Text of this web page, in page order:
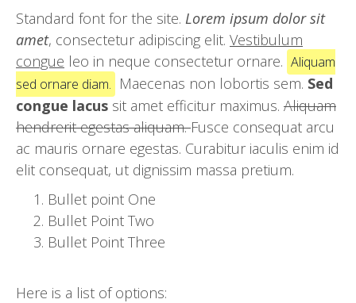
Standard font for the site. Lorem ipsum dolor sit
amet, consectetur adipiscing elit. Vestibulum
congue leo in neque consectetur ornare. Aliquam
sed ornare diam. Maecenas non lobortis sem. Sed
congue lacus sit amet efficitur maximus. Aliquam
hendrerit egestas aliquam.Fusce consequat arcu
ac mauris ornare egestas. Curabitur iaculis enim id
elit consequat, ut dignissim massa pretium.
Bullet point One
Bullet Point Two
Bullet Point Three
Here is a list of options: